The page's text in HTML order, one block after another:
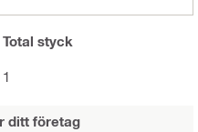
Total styck
1
ditt företag